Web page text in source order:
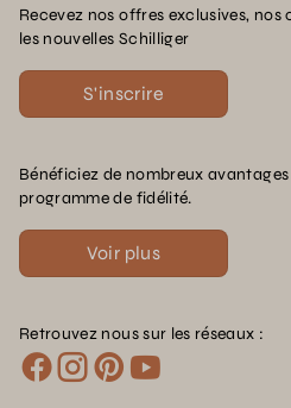
Recevez nos offres exclusives,
les nouvelles Schilliger
S'inscrire
Bénéficiez de nombreux
programme de fidélité.
Voir plus
Retrouvez nous sur les réseaux :